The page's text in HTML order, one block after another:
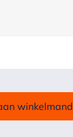
winkelmand